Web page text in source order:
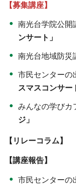
【募集講座】
南光台学院公開
ンサート」
南光台地域防災
市民センターの
スマスコンサー
みんなの学び
ジ」
【リレーコラム】
【講座報告】
市民センターの